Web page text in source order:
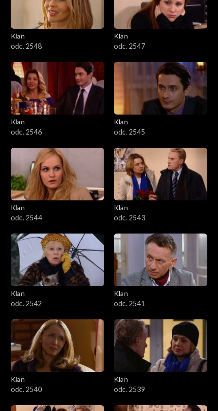
Klan
odc. 2548
Klan
odc. 2547
Klan
odc. 2546
Klan
odc. 2545
Klan
odc. 2544
Klan
odc. 2543
Klan
odc. 2542
Klan
odc. 2541
Klan
odc. 2540
Klan
odc. 2539